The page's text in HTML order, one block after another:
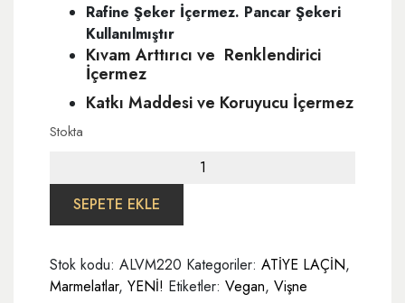
Rafine Şeker İçermez. Pancar Şekeri
Kullanılmıştır
Kıvam Arttırıcı ve Renklendirici
İçermez
Katkı Maddesi ve Koruyucu İçermez
Stokta
Marmelatı
220
gr
SEPETE EKLE
Stok kodu: ALVM220 Kategoriler: ATİYE LAÇİN,
Marmelatlar, YENİ! Etiketler: Vegan, Vişne